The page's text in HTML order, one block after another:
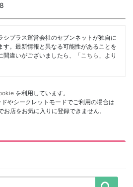
シプラス運営会社のセブンネットが独自に
す。最新情報と異なる可能性があることを
間違いがございましたら、「 こちら 」より
を利用しています。
やシークレットモードでご利用の場合は
店をお気に入りに登録できません。